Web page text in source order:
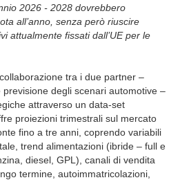
2026 - 2028 dovrebbero
all’anno, senza però riuscire
attualmente fissati dall’UE per le
tra i due partner –
degli scenari automotive –
attraverso un data-set
proiezioni trimestrali sul mercato
fino a tre anni, coprendo variabili
trend alimentazioni (ibride – full e
diesel, GPL), canali di vendita
termine, autoimmatricolazioni,